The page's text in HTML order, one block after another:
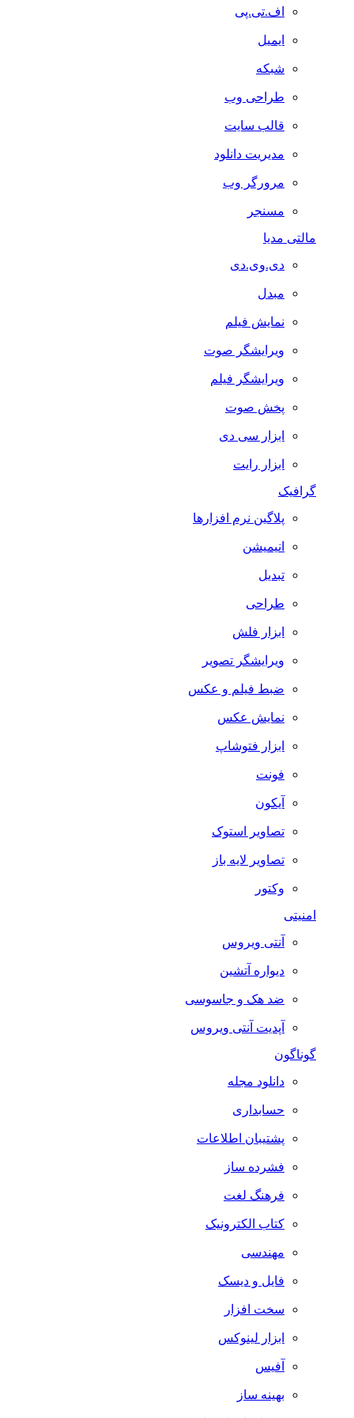
اف.تی.پی
ایمیل
شبکه
طراحی وب
قالب سایت
مدیریت دانلود
مرورگر وب
مسنجر
مالتی مدیا
دی.وی.دی
مبدل
نمایش فیلم
ویرایشگر صوت
ویرایشگر فیلم
پخش صوت
ابزار سی دی
ابزار رایت
گرافیک
پلاگین نرم افزارها
انیمیشن
تبدیل
طراحی
ابزار فلش
ویرایشگر تصویر
ضبط فيلم و عكس
نمایش عکس
ابزار فتوشاپ
فونت
آیکون
تصاویر استوک
تصاویر لایه باز
وکتور
امنیتی
آنتی ویروس
دیواره آتشین
ضد هک و جاسوسی
آپدیت آنتی ویروس
گوناگون
دانلود مجله
حسابداری
پشتیبان اطلاعات
فشرده ساز
فرهنگ لغت
کتاب الکترونیک
مهندسی
فایل و دیسک
سخت افزار
ابزار لینوکس
آفیس
بهینه ساز